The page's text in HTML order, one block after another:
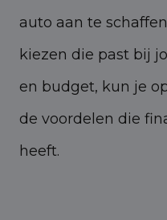
auto aan te
kiezen die past bij
en budget, kun je
de voordelen die
heeft.